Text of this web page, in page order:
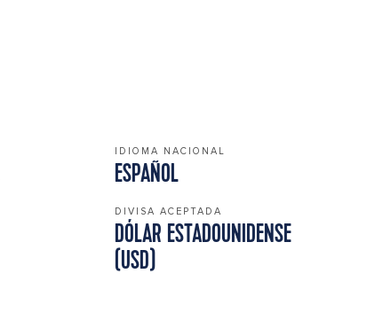
IDIOMA NACIONAL
ESPAÑOL
DIVISA ACEPTADA
DÓLAR ESTADOUNIDENSE
(USD)